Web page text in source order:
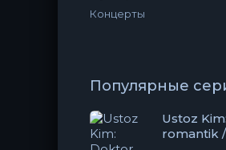
Концерты
Популярные
Ustoz
romantik